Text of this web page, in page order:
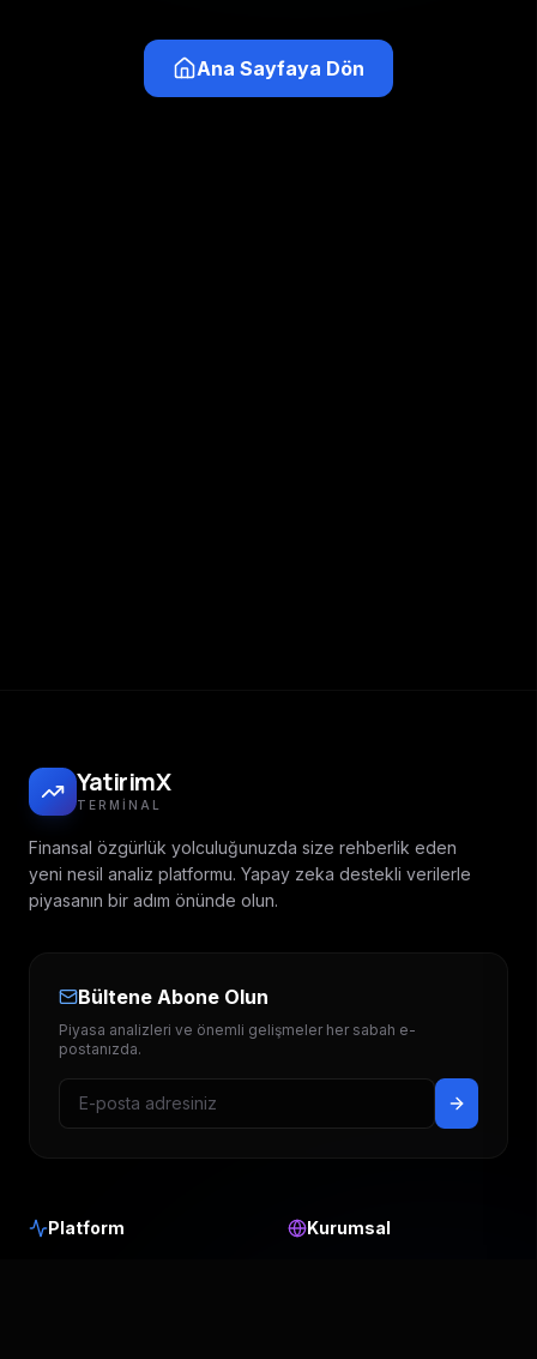
Ana Sayfaya Dön
YatirimX
TERMINAL
Finansal özgürlük yolculuğunuzda size rehberlik eden
yeni nesil analiz platformu. Yapay zeka destekli verilerle
piyasanın bir adım önünde olun.
Bültene Abone Olun
Piyasa analizleri ve önemli gelişmeler her sabah e-
postanızda.
Platform Kurumsal